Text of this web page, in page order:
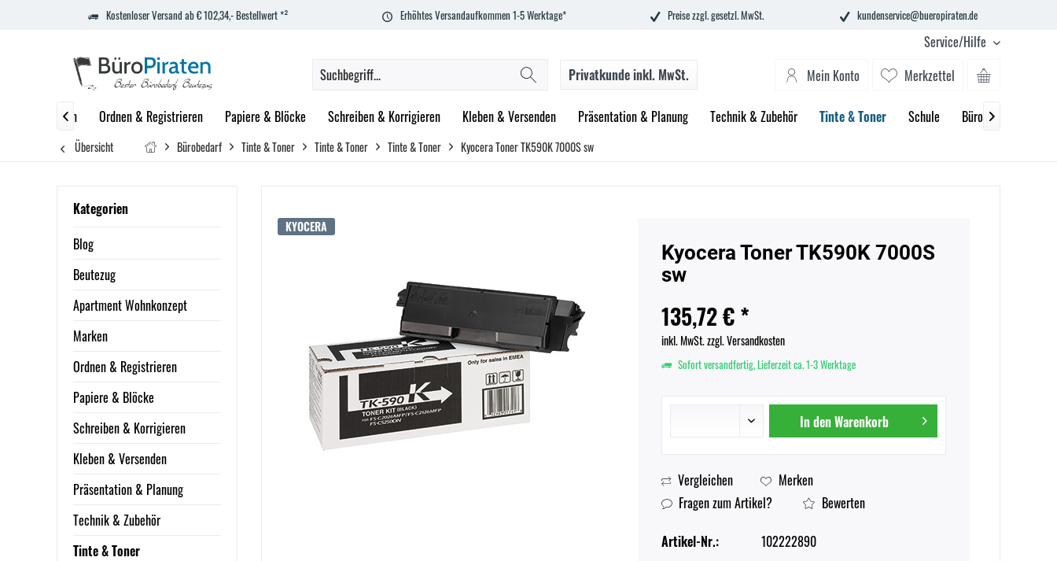
Kostenloser Versand ab € 102,34,- Bestellwert *² Erhöhtes Versandaufkommen 1-5 Werktage* Preise zzgl. gesetzl. MwSt. kundenservice@bueropiraten.de
Service/Hilfe
Merkzettel
Mein Konto
Privatkundeinkl. MwSt.
Marken Ordnen & Registrieren Papiere & Blöcke Schreiben & Korrigieren Kleben & Versenden Präsentation & Planung Technik & Zubehör Tinte & Toner Schule Büroeinrichtung
 
Übersicht Bürobedarf Tinte & Toner Tinte & Toner Tinte & Toner Kyocera Toner TK590K 7000S sw
Kategorien
Blog
Beutezug
Apartment Wohnkonzept
Marken
Ordnen & Registrieren
Papiere & Blöcke
Schreiben & Korrigieren
Kleben & Versenden
Präsentation & Planung
Technik & Zubehör
Tinte & Toner
KYOCERA
Kyocera Toner TK590K 7000S
sw
135,72 € *
inkl. MwSt.zzgl. Versandkosten
Sofort versandfertig, Lieferzeit ca. 1-3 Werktage
In denWarenkorb
Vergleichen
Merken
Fragen zum Artikel?
Bewerten
Artikel-Nr.:
102222890